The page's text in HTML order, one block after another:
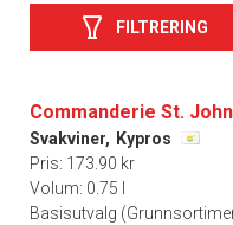
FILTRERING
Commanderie St. John
Svakviner, Kypros
Pris: 173.90 kr
Volum: 0.75 l
Basisutvalg